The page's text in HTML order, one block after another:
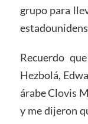
grupo para
Recuerdo
Hezbolá,
árabe Clovis
y me dijeron